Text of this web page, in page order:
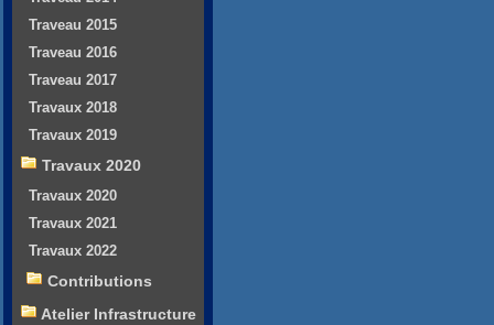
Traveau 2015
Traveau 2016
Traveau 2017
Travaux 2018
Travaux 2019
Travaux 2020
Travaux 2020
Travaux 2021
Travaux 2022
Contributions
Atelier Infrastructure